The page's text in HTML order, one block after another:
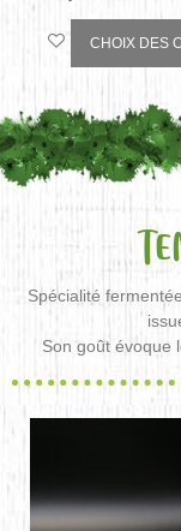
CHOIX DES
Spécialité
Son goût évoque